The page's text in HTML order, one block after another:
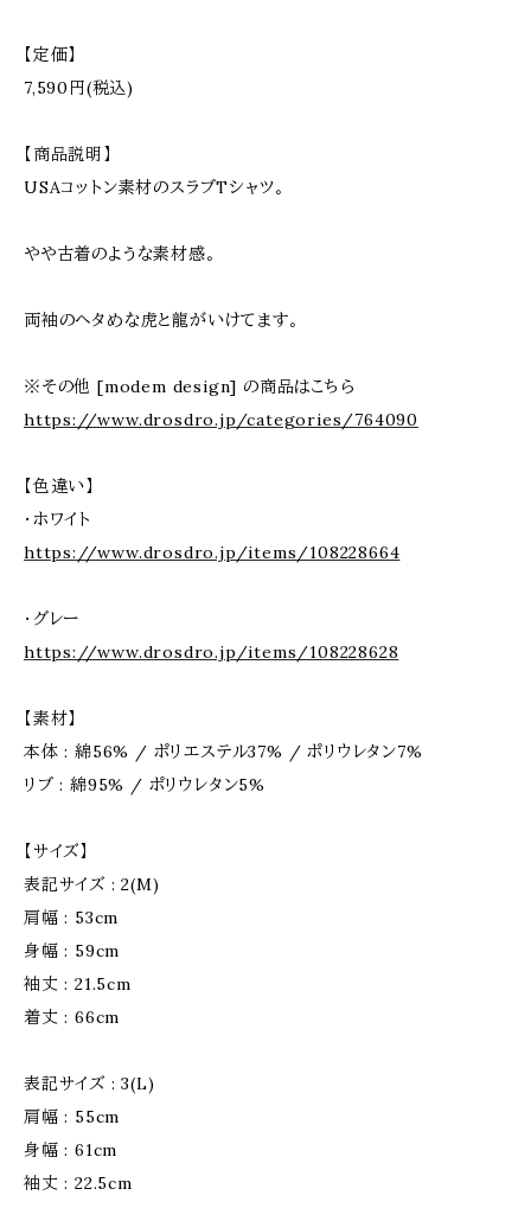
【定価】
7,590円(税込)
【商品説明】
USAコットン素材のスラブTシャツ。
やや古着のような素材感。
両袖のヘタめな虎と龍がいけてます。
※その他 [modem design] の商品はこちら
https://www.drosdro.jp/categories/764090
【色違い】
・ホワイト
https://www.drosdro.jp/items/108228664
・グレー
https://www.drosdro.jp/items/108228628
【素材】
本体 : 綿56% / ポリエステル37% / ポリウレタン7%
リブ : 綿95% / ポリウレタン5%
【サイズ】
表記サイズ : 2(M)
肩幅 : 53cm
身幅 : 59cm
袖丈 : 21.5cm
着丈 : 66cm
表記サイズ : 3(L)
肩幅 : 55cm
身幅 : 61cm
袖丈 : 22.5cm